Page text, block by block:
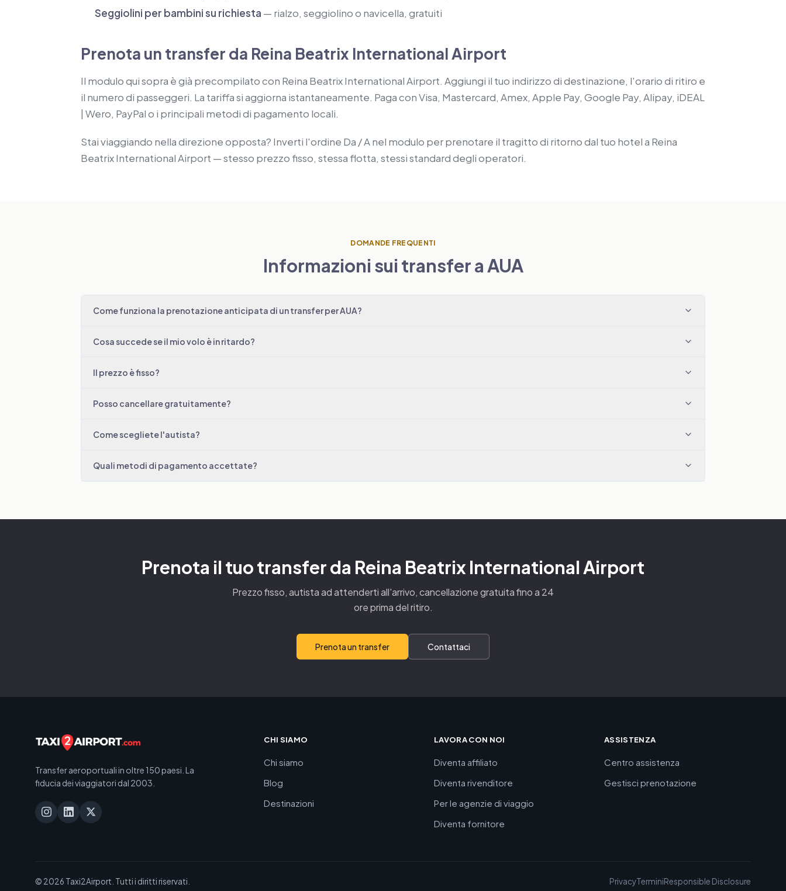
Seggiolini per bambini su richiesta — rialzo, seggiolino o navicella, gratuiti
Prenota un transfer da Reina Beatrix International Airport
Il modulo qui sopra è già precompilato con Reina Beatrix International Airport. Aggiungi il tuo indirizzo di destinazione, l'orario di ritiro e
il numero di passeggeri. La tariffa si aggiorna istantaneamente. Paga con Visa, Mastercard, Amex, Apple Pay, Google Pay, Alipay, iDEAL
| Wero, PayPal o i principali metodi di pagamento locali.
Stai viaggiando nella direzione opposta? Inverti l'ordine Da / A nel modulo per prenotare il tragitto di ritorno dal tuo hotel a Reina
Beatrix International Airport — stesso prezzo fisso, stessa flotta, stessi standard degli operatori.
DOMANDE FREQUENTI
Informazioni sui transfer a AUA
Come funziona la prenotazione anticipata di un transfer per AUA?
Cosa succede se il mio volo è in ritardo?
Il prezzo è fisso?
Posso cancellare gratuitamente?
Come scegliete l'autista?
Quali metodi di pagamento accettate?
Prenota il tuo transfer da Reina Beatrix International Airport
Prezzo fisso, autista ad attenderti all'arrivo, cancellazione gratuita fino a 24
ore prima del ritiro.
Prenota un transfer Contattaci
Transfer aeroportuali in oltre 150 paesi. La
fiducia dei viaggiatori dal 2003.
CHI SIAMO
Chi siamo
Blog
Destinazioni
LAVORA CON NOI
Diventa affiliato
Diventa rivenditore
Per le agenzie di viaggio
Diventa fornitore
ASSISTENZA
Centro assistenza
Gestisci prenotazione
© 2026 Taxi2Airport. Tutti i diritti riservati. PrivacyTerminiResponsible Disclosure